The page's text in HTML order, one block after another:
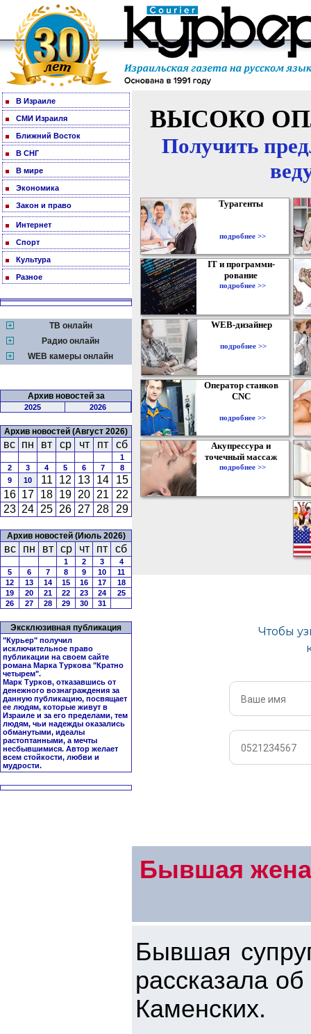
В Израиле
СМИ Израиля
Ближний Восток
В СНГ
В мире
Экономика
Закон и право
Интернет
Спорт
Культура
Разное
ТВ онлайн
Радио онлайн
WEB камеры онлайн
Архив новостей за
2025 2026
Архив новостей (Август 2026)
вс пн вт ср чт пт сб
1
2
3 4 5 6 7
8
9
10 11 12 13 14
15
16 17 18 19 20 21
22
23 24 25 26 27 28 29
Архив новостей (Июль 2026)
вс пн вт ср чт пт сб
1 2 3
4
5
6 7 8 9 10
11
12
13 14 15 16 17
18
19
20 21 22 23 24
25
26
27 28 29 30 31
Эксклюзивная публикация
"Курьер" получил
исключительное право
публикации на своем сайте
романа Марка Туркова "Кратно
четырем".
Марк Турков, отказавшись от
денежного вознаграждения за
данную публикацию, посвящает
ее людям, которые живут в
Израиле и за его пределами, тем
людям, чьи надежды оказались
обманутыми, идеалы
растоптанными, а мечты
несбывшимися. Автор желает
всем стойкости, любви и
мудрости.
ВЫСОКО
Получить
Турагенты
подробнее >>
IT и программи-
рование
подробнее >>
WEB-дизайнер
подробнее >>
Оператор станков
CNC
подробнее >>
Акупрессура и
точечный массаж
подробнее >>
Бывшая жена
Бывшая
рассказала
Каменских.